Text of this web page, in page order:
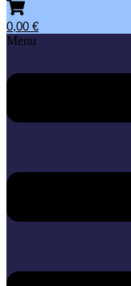
0,00 €
Menu